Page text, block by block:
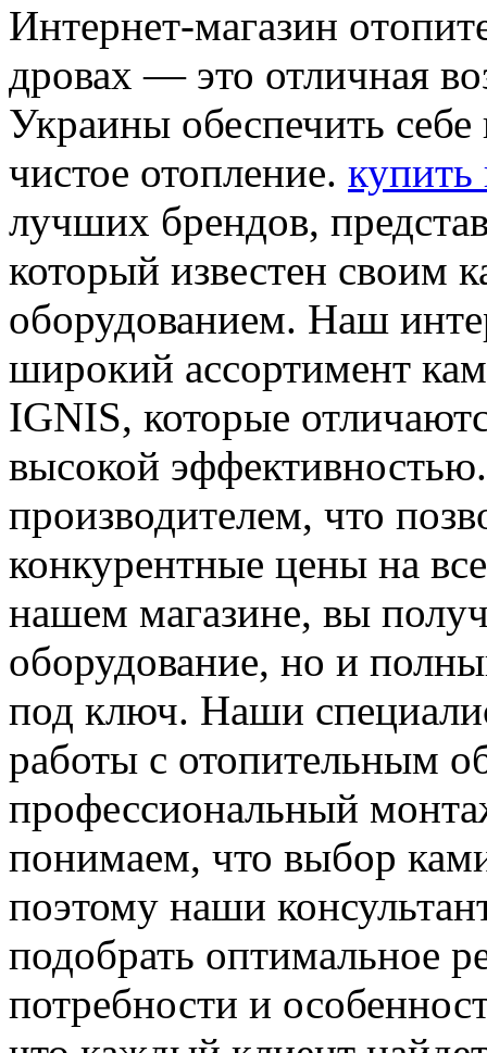
Интeрнeт-мaгaзин
дровах — это отличная
Украины обеспечить
чистое отопление. купить
лучших брендов,
который известен своим
оборудованием. Наш
широкий ассортимент
IGNIS, которые
высокой
производителем, что
конкурентные цены на
нашем магазине, вы
оборудование, но и
под ключ. Наши
работы с отопительным
профессиональный
понимаем, что выбор
поэтому наши
подобрать оптимальное
потребности и